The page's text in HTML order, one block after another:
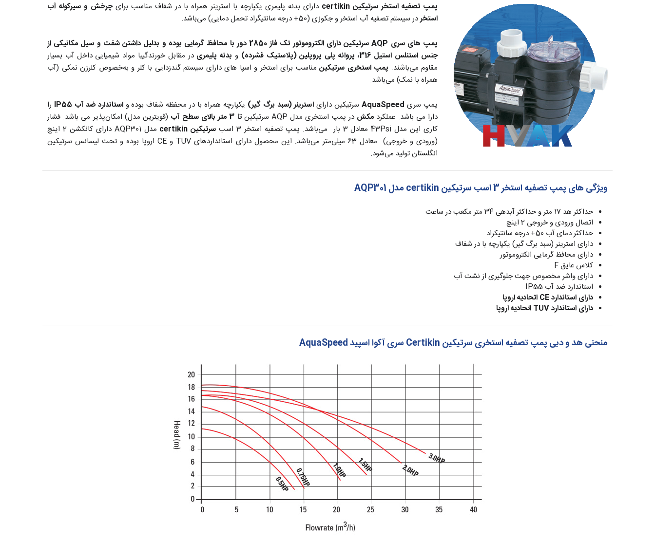
پمپ تصفیه استخر سرتیکین certikin دارای بدنه پلیمری یکپارچه با استرینر همراه با در شفاف مناسب برایچرخش و سیرکوله آب
استخردر سیستم تصفیه آب استخر و جکوزی (50+ درجه سانتیگراد تحمل دمایی) می‌باشد.
پمپ های سری AQP سرتیکین دارای الکتروموتور تک فاز 2850 دور با محافظ گرمایی بوده و بدلیل داشتن شفت و سیل مکانیکی از
جنس استنلس استیل 316،
پروانه پلی پروپلین (پلاستیک فشرده) و بدنه پلیمری در مقابل خورندگیبا مواد شیمیایی داخل آب بسیار
مقاوم می‌باشند. پمپ استخری سرتیکین مناسب برای استخر و اسپا های دارای سیستم گندزدایی با کلر و به‌خصوص کلرزن نمکی (آب
همراه با نمک) می‌باشد.
پمپ سری AquaSpeedسرتیکین دارای استرینر (سبد برگ گیر) یکپارچه همراه با در محفظه شفاف بوده واستاندارد ضد آب IP55
را
دارا می باشد. عملکرد مکش در پمپ استخری مدل AQP سرتیکین تا 3 متر بالای سطح آب
(قویترین مدل) امکان‌پذیر می باشد. فشار
کاری این مدل 43Psi معادل 3 بار می‌باشد. پمپ تصفیه استخر 3 اسب
سرتیکین certikin
مدل AQP301 دارای کانکشن 2 اینچ
(ورودی و خروجی) معادل 63 میلی‌متر می‌باشد. این محصول دارای استانداردهای TUV و CE اروپا بوده و تحت لیسانس سرتیکین
انگلستان تولید می‌شود.
ویژگی های پمپ تصفیه استخر 3 اسب سرتیکین certikin مدل AQP301
حداکثر هد 17 متر و حداکثر آبدهی 34 متر مکعب در ساعت
اتصال ورودی و خروجی 2 اینچ
حداکثر دمای آب 50+ درجه سانتیکراد
دارای استرینر (سبد برگ گیر) یکپارچه با در شفاف
دارای محافظ گرمایی الکتروموتور
کلاس عایق F
دارای واشر مخصوص جهت جلوگیری از نشت آب
استاندارد ضد آب IP55
دارای استاندارد CE اتحادیه اروپا
دارای استاندارد TUV اتحادیه اروپا
منحنی هد و دبی پمپ تصفیه استخری سرتیکین Certikin سری آکوا اسپید AquaSpeed